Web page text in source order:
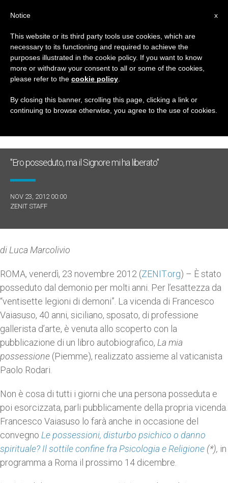
GIORNO
Novembre 23rd, 2012
ULTIME NOTIZIE
"Ero posseduto, ma il Signore mi ha liberato"
NOV 23, 2012 00:00
ZENIT STAFF
di Luca Marcolivio
ROMA, venerdì, 23 novembre 2012 (ZENIT.org) – È stato
posseduto dal demonio per molti anni. Per l’esattezza da
“ventisette legioni di demoni”. La vicenda di Francesco
Vaiasuso, 40 anni, siciliano, sposato, di professione
gallerista d’arte, è venuta allo scoperto con la
pubblicazione di un libro autobiografico, La mia
possessione (Piemme), realizzato assieme al vaticanista
Paolo Rodari.
Non è cosa di tutti i giorni che una persona posseduta e
poi esorcizzata, parli pubblicamente della propria vicenda.
Francesco Vaiasuso lo farà anche in occasione del
convegno Le possessioni, disturbo psichico o danno
spirituale? Il sottile confine fra Psicologia e Religione (*), in
programma a Roma il prossimo 14 dicembre.
x
Notice
This website or its third party tools use cookies, which are
necessary to its functioning and required to achieve the
purposes illustrated in the cookie policy. If you want to know
more or withdraw your consent to all or some of the cookies,
please refer to the cookie policy
By closing this banner, scrolling this page, clicking a link or
continuing to browse otherwise, you agree to the use of cookies.